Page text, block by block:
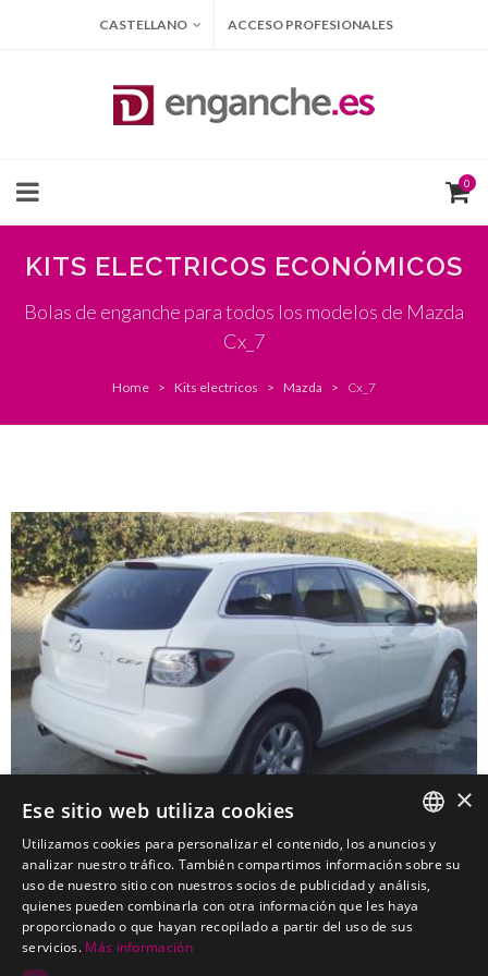
CASTELLANO ACCESO PROFESIONALES
0
KITS ELECTRICOS ECONÓMICOS
Bolas de enganche para todos los modelos de Mazda
Cx_7
Home Kits electricos Mazda Cx_7
MAZDA CX-7 Todoterreno
Kits electricos económicos para MAZDA CX-7 Todoterreno
SPANISH
PORTUGUESE
×
Ese sitio web utiliza cookies
Utilizamos cookies para personalizar el contenido, los anuncios y
analizar nuestro tráfico. También compartimos información sobre su
uso de nuestro sitio con nuestros socios de publicidad y análisis,
quienes pueden combinarla con otra información que les haya
proporcionado o que hayan recopilado a partir del uso de sus
servicios. Más información